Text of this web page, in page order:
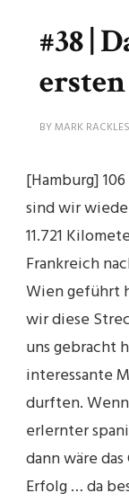
#38 |
BYMARK RACKLES
[Hamburg]
sind wir
11.721
Frankreich
Wien geführt
wir diese
uns gebracht
interessante
durften.
erlernter
dann wäre
Erfolg … da